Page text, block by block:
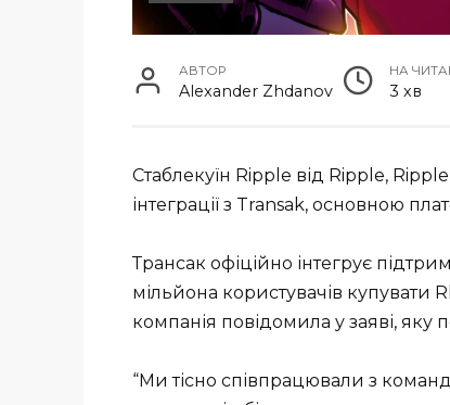
АВТОР
Alexander Zhdanov
НА
3 хв
Стаблекуїн Ripple від Ripple,
інтеграції з Transak, основною
Трансак офіційно інтегрує
мільйона користувачів купувати
компанія повідомила у заяві,
“Ми тісно співпрацювали з